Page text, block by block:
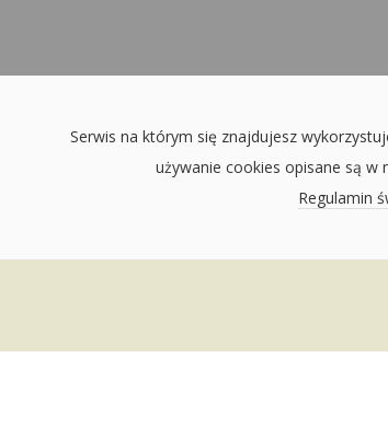
Serwis na którym się znajdujesz
używanie cookies opisane są w
Regulamin